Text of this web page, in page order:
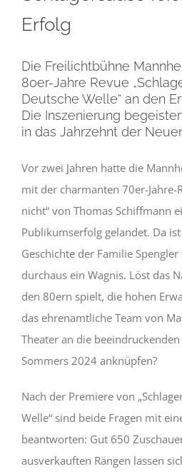
Erfolg
Die Freilichtbühne
80er-Jahre Revue
Deutsche Welle“ an den
Die Inszenierung
in das Jahrzehnt der
Vor zwei Jahren hatte die
mit der charmanten 70er-Jahre-
nicht“ von Thomas Schiffmann
Publikumserfolg gelandet. Da
Geschichte der Familie
durchaus ein Wagnis. Löst das
den 80ern spielt, die hohen
das ehrenamtliche Team von
Theater an die
Sommers 2024 anknüpfen?
Nach der Premiere von
Welle“ sind beide Fragen mit
beantworten: Gut 650
ausverkauften Rängen lassen